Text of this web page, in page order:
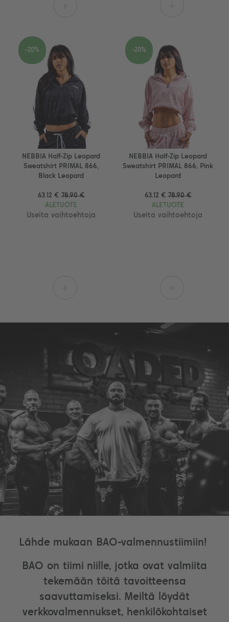
NEBBIA Half-Zip Leopard
Sweatshirt PRIMAL 866,
Black Leopard
63.12 € 78.90 €
ALETUOTE
Useita vaihtoehtoja
-20%
NEBBIA Half-Zip Leopard
Sweatshirt PRIMAL 866, Pink
Leopard
63.12 € 78.90 €
ALETUOTE
Useita vaihtoehtoja
-20%
Lähde mukaan BAO-valmennustiimiin!
BAO on tiimi niille, jotka ovat valmiita
tekemään töitä tavoitteensa
saavuttamiseksi. Meiltä löydät
verkkovalmennukset, henkilökohtaiset